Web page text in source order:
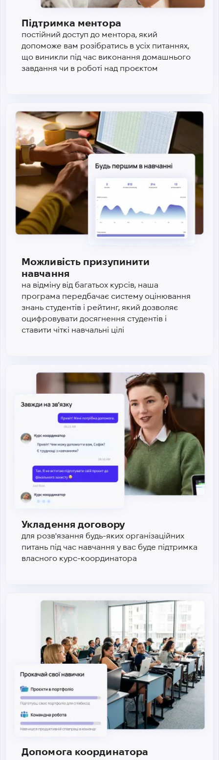
Підтримка ментора
постійний доступ до ментора, який
допоможе вам розібратись в усіх питаннях,
що виникли під час виконання домашнього
завдання чи в роботі над проєктом
Можливість призупинити
навчання
на відміну від багатьох курсів, наша
програма передбачає систему оцінювання
знань студентів і рейтинг, який дозволяє
оцифровувати досягнення студентів і
ставити чіткі навчальні цілі
Укладення договору
для розв'язання будь-яких організаційних
питань під час навчання у вас буде підтримка
власного курс-координатора
Допомога координатора